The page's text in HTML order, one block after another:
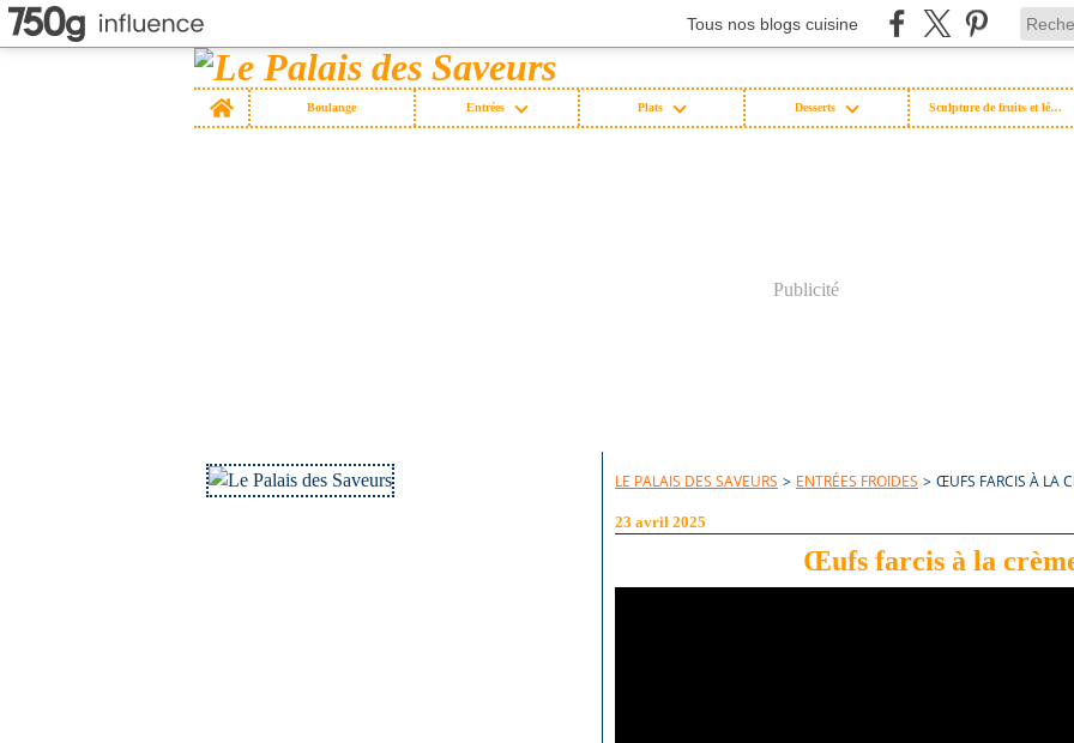
Tous nos blogs cuisine
Boulange
Entrées Plats Desserts Sculpture de fruits et légumes
Publicité
LE PALAIS DES SAVEURS > ENTRÉES FROIDES > ŒUFS FARCIS À LA
23 avril 2025
Œufs farcis à la